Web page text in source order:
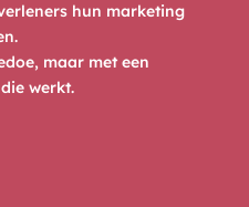
hun marketing
maar met een
werkt.